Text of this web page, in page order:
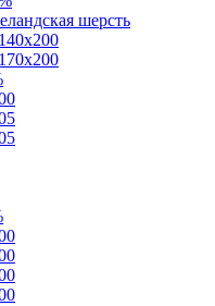
шерсть
140х200
170x200